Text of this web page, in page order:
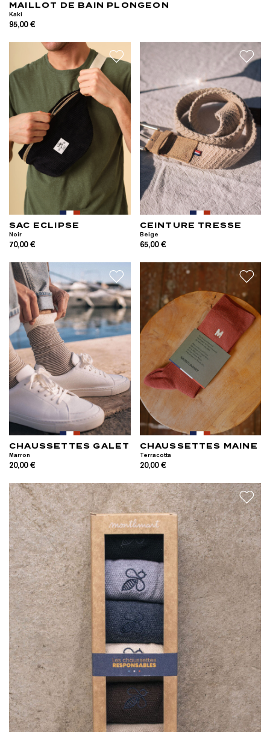
MAILLOT DE BAIN PLONGEON
Kaki
95,00 €
SAC ECLIPSE
Noir
70,00 €
CEINTURE TRESSE
Beige
65,00 €
CHAUSSETTES GALET
Marron
20,00 €
CHAUSSETTES MAINE
Terracotta
20,00 €